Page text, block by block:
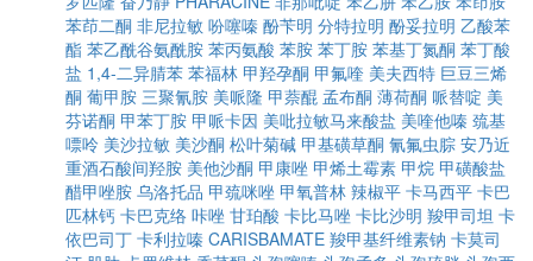
苯茚二酮 非尼拉敏 吩噻嗪 酚苄明 分特拉明 酚妥拉明 乙酸苯
酯 苯乙酰谷氨酰胺 苯丙氨酸 苯胺 苯丁胺 苯基丁氮酮 苯丁酸
盐 1,4-二异腈苯 苯福林 甲羟孕酮 甲氟喹 美夫西特 巨豆三烯
酮 葡甲胺 三聚氰胺 美哌隆 甲萘醌 孟布酮 薄荷酮 哌替啶 美
芬诺酮 甲苯丁胺 甲哌卡因 美吡拉敏马来酸盐 美喹他嗪 巯基
嘌呤 美沙拉敏 美沙酮 松叶菊碱 甲基磺草酮 氰氟虫腙 安乃近
重酒石酸间羟胺 美他沙酮 甲康唑 甲烯土霉素 甲烷 甲磺酸盐
醋甲唑胺 乌洛托品 甲巯咪唑 甲氧普林 辣椒平 卡马西平 卡巴
匹林钙 卡巴克络 咔唑 甘珀酸 卡比马唑 卡比沙明 羧甲司坦 卡
依巴司丁 卡利拉嗪 CARISBAMATE 羧甲基纤维素钠 卡莫司